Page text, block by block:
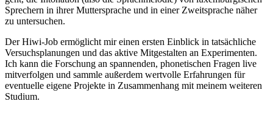
Sprechern in ihrer Muttersprache und in einer Zweitsprache näher
zu untersuchen.
Der Hiwi-Job ermöglicht mir einen ersten Einblick in tatsächliche
Versuchsplanungen und das aktive Mitgestalten an Experimenten.
Ich kann die Forschung an spannenden, phonetischen Fragen live
mitverfolgen und sammle außerdem wertvolle Erfahrungen für
eventuelle eigene Projekte in Zusammenhang mit meinem weiteren
Studium.